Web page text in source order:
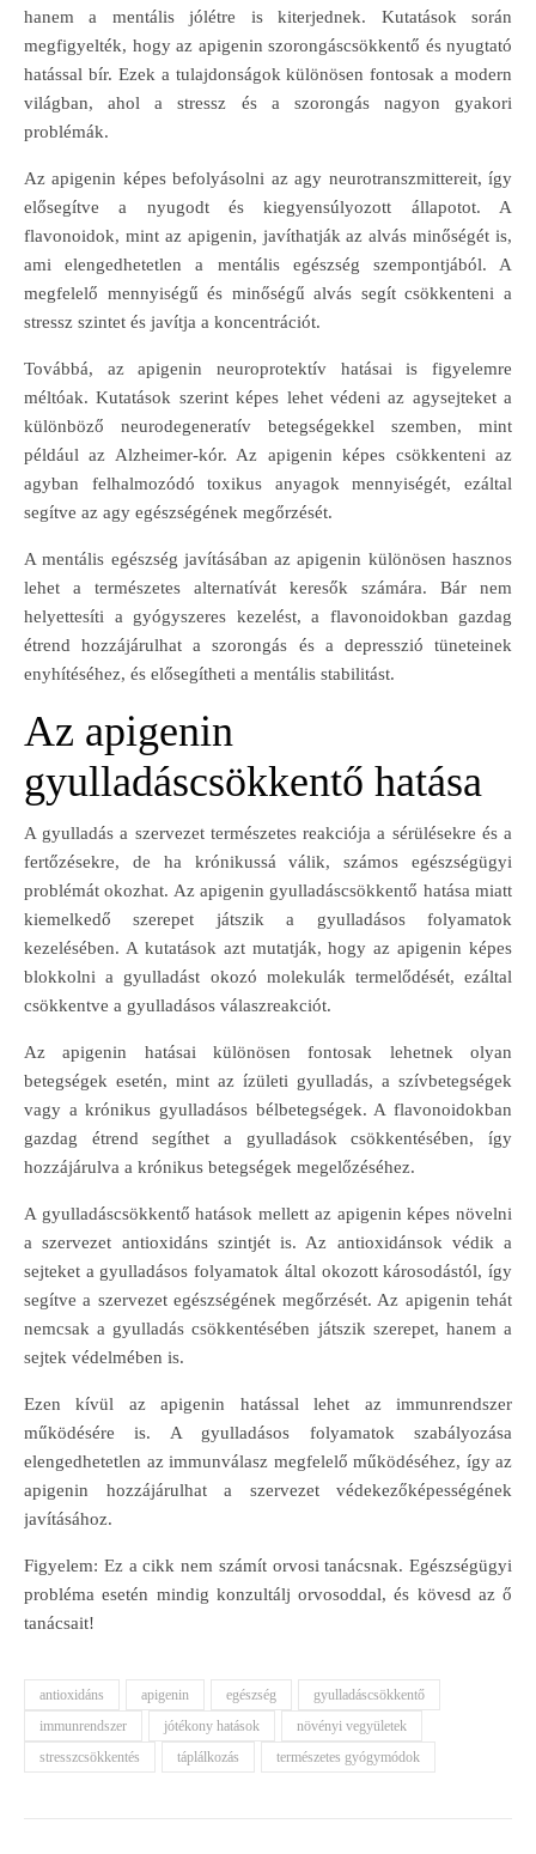
hanem a mentális jólétre is kiterjednek. Kutatások során
megfigyelték, hogy az apigenin szorongáscsökkentő és nyugtató
hatással bír. Ezek a tulajdonságok különösen fontosak a modern
világban, ahol a stressz és a szorongás nagyon gyakori
problémák.
Az apigenin képes befolyásolni az agy neurotranszmittereit, így
elősegítve a nyugodt és kiegyensúlyozott állapotot. A
flavonoidok, mint az apigenin, javíthatják az alvás minőségét is,
ami elengedhetetlen a mentális egészség szempontjából. A
megfelelő mennyiségű és minőségű alvás segít csökkenteni a
stressz szintet és javítja a koncentrációt.
Továbbá, az apigenin neuroprotektív hatásai is figyelemre
méltóak. Kutatások szerint képes lehet védeni az agysejteket a
különböző neurodegeneratív betegségekkel szemben, mint
például az Alzheimer-kór. Az apigenin képes csökkenteni az
agyban felhalmozódó toxikus anyagok mennyiségét, ezáltal
segítve az agy egészségének megőrzését.
A mentális egészség javításában az apigenin különösen hasznos
lehet a természetes alternatívát keresők számára. Bár nem
helyettesíti a gyógyszeres kezelést, a flavonoidokban gazdag
étrend hozzájárulhat a szorongás és a depresszió tüneteinek
enyhítéséhez, és elősegítheti a mentális stabilitást.
Az apigenin
gyulladáscsökkentő hatása
A gyulladás a szervezet természetes reakciója a sérülésekre és a
fertőzésekre, de ha krónikussá válik, számos egészségügyi
problémát okozhat. Az apigenin gyulladáscsökkentő hatása miatt
kiemelkedő szerepet játszik a gyulladásos folyamatok
kezelésében. A kutatások azt mutatják, hogy az apigenin képes
blokkolni a gyulladást okozó molekulák termelődését, ezáltal
csökkentve a gyulladásos válaszreakciót.
Az apigenin hatásai különösen fontosak lehetnek olyan
betegségek esetén, mint az ízületi gyulladás, a szívbetegségek
vagy a krónikus gyulladásos bélbetegségek. A flavonoidokban
gazdag étrend segíthet a gyulladások csökkentésében, így
hozzájárulva a krónikus betegségek megelőzéséhez.
A gyulladáscsökkentő hatások mellett az apigenin képes növelni
a szervezet antioxidáns szintjét is. Az antioxidánsok védik a
sejteket a gyulladásos folyamatok által okozott károsodástól, így
segítve a szervezet egészségének megőrzését. Az apigenin tehát
nemcsak a gyulladás csökkentésében játszik szerepet, hanem a
sejtek védelmében is.
Ezen kívül az apigenin hatással lehet az immunrendszer
működésére is. A gyulladásos folyamatok szabályozása
elengedhetetlen az immunválasz megfelelő működéséhez, így az
apigenin hozzájárulhat a szervezet védekezőképességének
javításához.
Figyelem: Ez a cikk nem számít orvosi tanácsnak. Egészségügyi
probléma esetén mindig konzultálj orvosoddal, és kövesd az ő
tanácsait!
antioxidáns apigenin egészség
gyulladáscsökkentő
immunrendszer
jótékony hatások
növényi vegyületek
stresszcsökkentés
táplálkozás természetes gyógymódok